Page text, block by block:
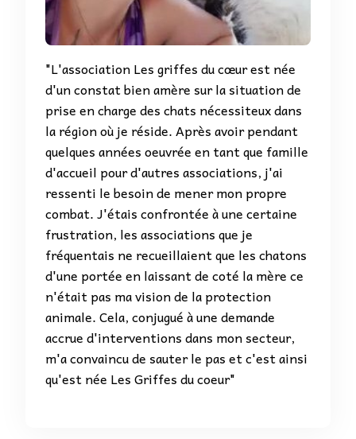
"L'association Les griffes du cœur est née
d'un constat bien amère sur la situation de
prise en charge des chats nécessiteux dans
la région où je réside. Après avoir pendant
quelques années oeuvrée en tant que famille
d'accueil pour d'autres associations, j'ai
ressenti le besoin de mener mon propre
combat. J'étais confrontée à une certaine
frustration, les associations que je
fréquentais ne recueillaient que les chatons
d'une portée en laissant de coté la mère ce
n'était pas ma vision de la protection
animale. Cela, conjugué à une demande
accrue d'interventions dans mon secteur,
m'a convaincu de sauter le pas et c'est ainsi
qu'est née Les Griffes du coeur"